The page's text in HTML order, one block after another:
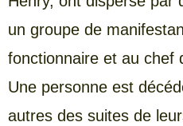
un groupe de
fonctionnaire et au chef
Une personne est
autres des suites de